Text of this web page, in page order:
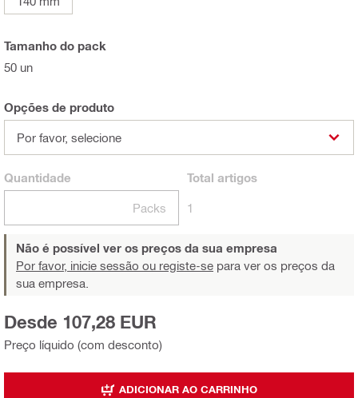
Tamanho do pack
50 un
Opções de produto
Por favor, selecione
Quantidade
Packs
Total artigos
1
Não é possível ver os preços da sua empresa
Por favor, inicie sessão ou registe-se para ver os preços da
sua empresa.
Preço líquido (com desconto)
Desde 107,28 EUR
ADICIONAR AO CARRINHO